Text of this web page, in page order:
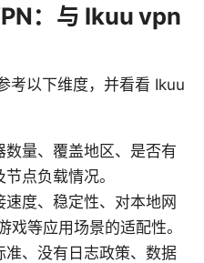
：与 Ikuu vpn
考以下维度，并看看 Ikuu
量、覆盖地区、是否有
点负载情况。
度、稳定性、对本地网
等应用场景的适配性。
、没有日志政策、数据